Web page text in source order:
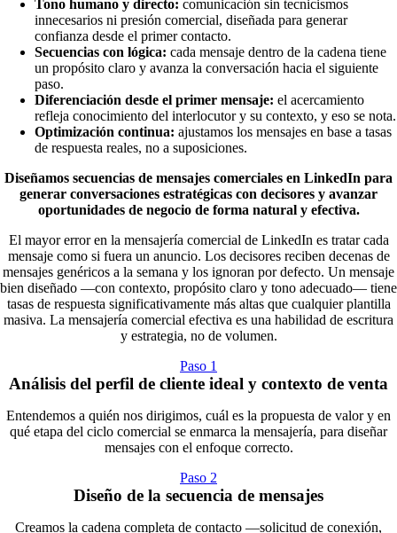
Tono humano y directo: comunicación sin tecnicismos
innecesarios ni presión comercial, diseñada para generar
confianza desde el primer contacto.
Secuencias con lógica: cada mensaje dentro de la cadena tiene
un propósito claro y avanza la conversación hacia el siguiente
paso.
Diferenciación desde el primer mensaje: el acercamiento
refleja conocimiento del interlocutor y su contexto, y eso se nota.
Optimización continua: ajustamos los mensajes en base a tasas
de respuesta reales, no a suposiciones.
Diseñamos secuencias de mensajes comerciales en LinkedIn para
generar conversaciones estratégicas con decisores y avanzar
oportunidades de negocio de forma natural y efectiva.
El mayor error en la mensajería comercial de LinkedIn es tratar cada
mensaje como si fuera un anuncio. Los decisores reciben decenas de
mensajes genéricos a la semana y los ignoran por defecto. Un mensaje
bien diseñado —con contexto, propósito claro y tono adecuado— tiene
tasas de respuesta significativamente más altas que cualquier plantilla
masiva. La mensajería comercial efectiva es una habilidad de escritura
y estrategia, no de volumen.
Paso 1
Análisis del perfil de cliente ideal y contexto de venta
Entendemos a quién nos dirigimos, cuál es la propuesta de valor y en
qué etapa del ciclo comercial se enmarca la mensajería, para diseñar
mensajes con el enfoque correcto.
Paso 2
Diseño de la secuencia de mensajes
Creamos la cadena completa de contacto —solicitud de conexión,